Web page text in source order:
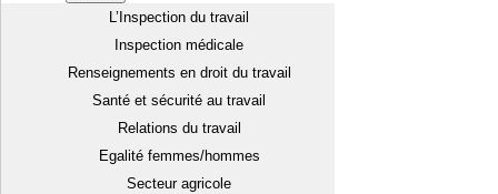
L’Inspection du travail
Inspection médicale
Renseignements en droit du travail
Santé et sécurité au travail
Relations du travail
Egalité femmes/hommes
Secteur agricole